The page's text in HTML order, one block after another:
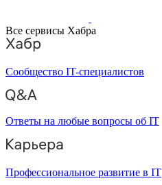
Все сервисы Хабра
Сообщество IT-специалистов
Ответы на любые вопросы об IT
Профессиональное развитие в IT